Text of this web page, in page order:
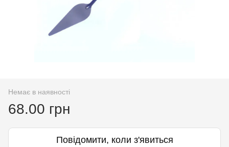
Немає в наявності
68.00 грн
Повідомити, коли з'явиться